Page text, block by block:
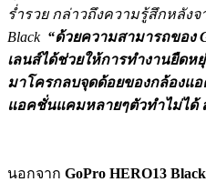
ร่ำรวย กล่าวถึงความรู้สึกหลัง
Black “ด้วยความสามารถของ
เลนส์ได้ช่วยให้การทำงานยืดห
มาโครกลบจุดด้อยของกล้องแ
แอคชั่นแคมหลายๆตัวทำไม่ได้
นอกจาก GoPro HERO13 Black